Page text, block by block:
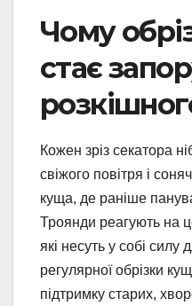
Чому
стає
Кожен зріз секатора
свіжого повітря і
куща, де раніше
Троянди реагують на
які несуть у собі
регулярної обрізки
підтримку старих,